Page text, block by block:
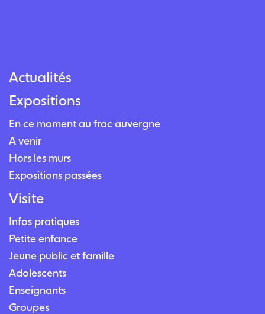
Actualités
Expositions
En ce moment au frac auvergne
À venir
Hors les murs
Expositions passées
Visite
Infos pratiques
Petite enfance
Jeune public et famille
Adolescents
Enseignants
Groupes